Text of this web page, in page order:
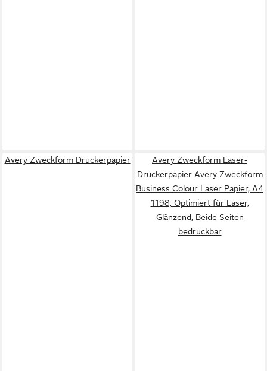
Avery Zweckform Druckerpapier
Avery Zweckform Laser-
Druckerpapier Avery Zweckform
Business Colour Laser Papier, A4
1198, Optimiert für Laser,
Glänzend, Beide Seiten
bedruckbar